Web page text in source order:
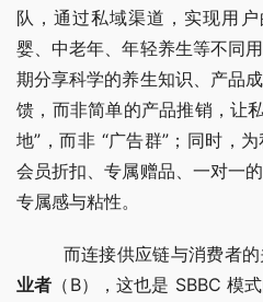
队，通过私域渠道，实现用
婴、中老年、年轻养生等不同
期分享科学的养生知识、产品
馈，而非简单的产品推销，让
地”，而非 “广告群”；同时，
会员折扣、专属赠品、一对一
专属感与粘性。
而连接供应链与消费者的
业者 （B），这也是 SBBC 模